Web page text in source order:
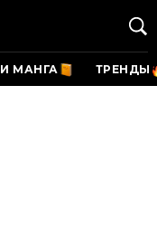
МАНГА ТРЕНДЫ